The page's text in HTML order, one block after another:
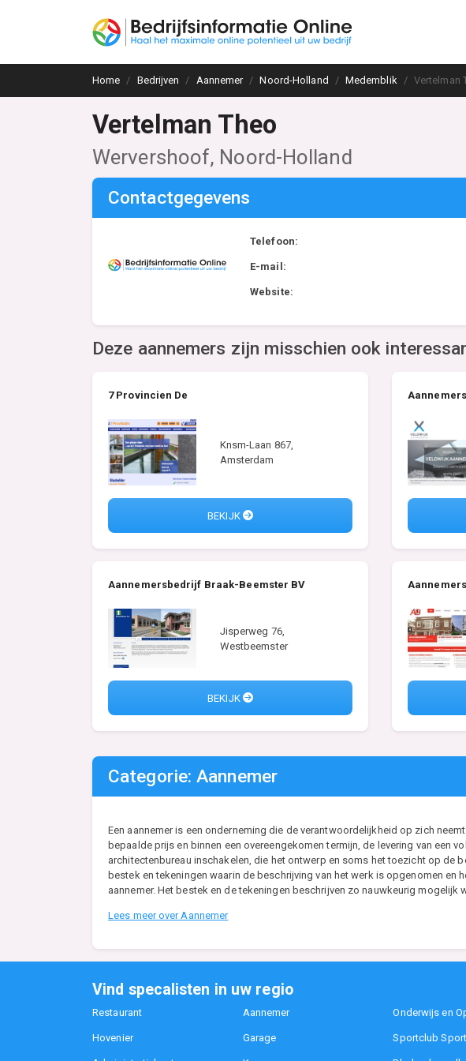
Home Bedrijven Aannemer Noord-Holland Medemblik Vertelman
Vertelman Theo
Wervershoof, Noord-Holland
Contactgegevens
Telefoon:
E-mail:
Website:
Deze aannemers zijn misschien ook
7 Provincien De
Knsm-Laan 867,
Amsterdam
BEKIJK
Aannemersbedrijf Braak-Beemster BV
Jisperweg 76,
Westbeemster
BEKIJK
Categorie: Aannemer
Een aannemer is een onderneming die de verantwoordelijkheid op zich
bepaalde prijs en binnen een overeengekomen termijn, de levering van
architectenbureau inschakelen, die het ontwerp en soms het toezicht op de
bestek en tekeningen waarin de beschrijving van het werk is opgenomen
aannemer. Het bestek en de tekeningen beschrijven zo nauwkeurig
Lees meer over Aannemer
Vind specalisten in uw regio
Restaurant Aannemer Onderwijs en
Hovenier Garage Sportclub